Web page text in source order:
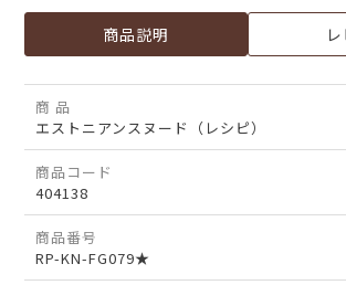
商品説明
商 品
エストニアンスヌード（レシピ）
商品コード
404138
商品番号
RP-KN-FG079★